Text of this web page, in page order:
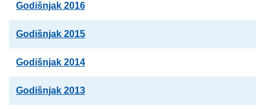
Godišnjak 2016
Godišnjak 2015
Godišnjak 2014
Godišnjak 2013